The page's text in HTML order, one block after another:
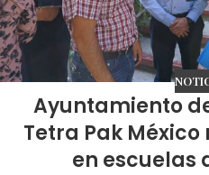
Ayuntamiento
Tetra Pak
en escuelas